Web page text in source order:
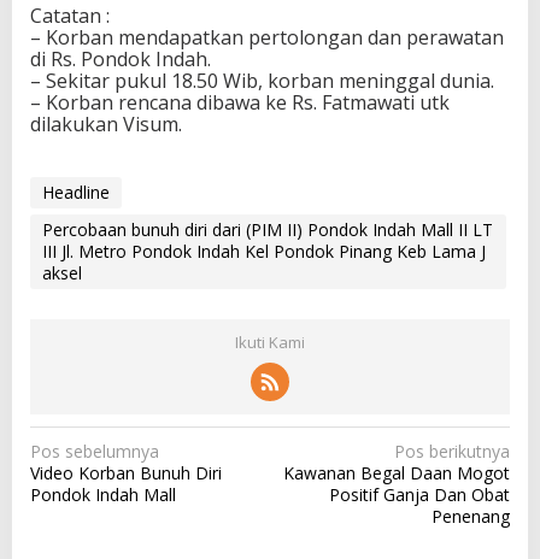
Catatan :
– Korban mendapatkan pertolongan dan perawatan
di Rs. Pondok Indah.
– Sekitar pukul 18.50 Wib, korban meninggal dunia.
– Korban rencana dibawa ke Rs. Fatmawati utk
dilakukan Visum.
Headline
Percobaan bunuh diri dari (PIM II) Pondok Indah Mall II LT
III Jl. Metro Pondok Indah Kel Pondok Pinang Keb Lama J
aksel
Ikuti Kami
N
a
Pos sebelumnya
Video Korban Bunuh Diri
Pondok Indah Mall
Pos berikutnya
Kawanan Begal Daan Mogot
Positif Ganja Dan Obat
Penenang